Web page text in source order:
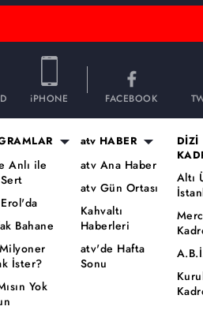
iPHONE FACEBOOK
Anlı ile
Bahane
İster?
Yok
atv HABER
atv Ana Haber
atv Gün Ortası
Kahvaltı
Haberleri
atv'de Hafta
Sonu
DİZİ
Altı